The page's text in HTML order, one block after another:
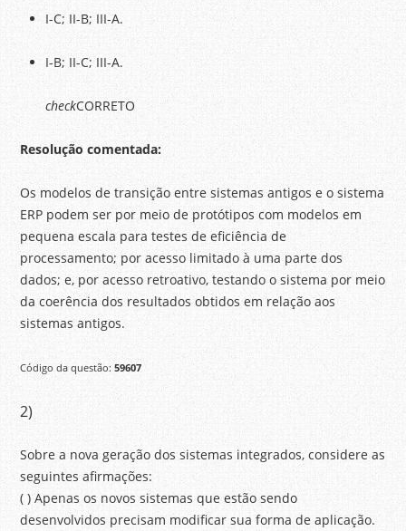
I-C; II-B; III-A.
I-B; II-C; III-A.
checkCORRETO
Resolução comentada:
Os modelos de transição entre sistemas antigos e o sistema
ERP podem ser por meio de protótipos com modelos em
pequena escala para testes de eficiência de
processamento; por acesso limitado à uma parte dos
dados; e, por acesso retroativo, testando o sistema por meio
da coerência dos resultados obtidos em relação aos
sistemas antigos.
Código da questão:59607
2)
Sobre a nova geração dos sistemas integrados, considere as
seguintes afirmações:
( ) Apenas os novos sistemas que estão sendo
desenvolvidos precisam modificar sua forma de aplicação.